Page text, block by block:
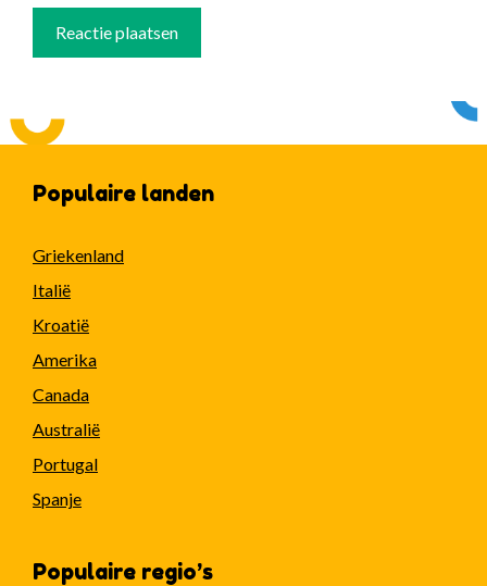
Populaire landen
Griekenland
Italië
Kroatië
Amerika
Canada
Australië
Portugal
Spanje
Populaire regio’s